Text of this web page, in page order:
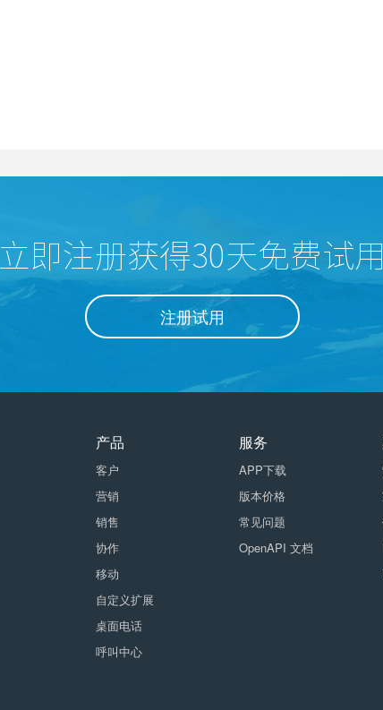
立即注册获得30天免费试用
注册试用
服务
APP下载
版本价格
常见问题
OpenAPI 文档
产品
客户
营销
销售
协作
移动
自定义扩展
桌面电话
呼叫中心